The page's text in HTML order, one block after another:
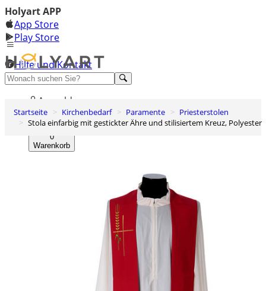
Holyart APP
App Store
Play Store
Hilfe und Kontakt
Entdecken Sie Premium
Anmelden
Wunschliste
0
Warenkorb
Startseite Kirchenbedarf Paramente
Priesterstolen
Stola einfarbig mit gestickter Ähre und stilisiertem Kreuz, Polyester